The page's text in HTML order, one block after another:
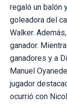
regaló un balón
goleadora del
Walker.
ganador.
ganadores y a
Manuel
jugador
ocurrió con